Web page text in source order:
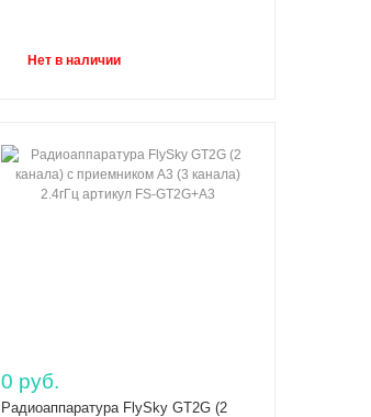
Нет в наличии
0 руб.
Радиоаппаратура FlySky GT2G (2